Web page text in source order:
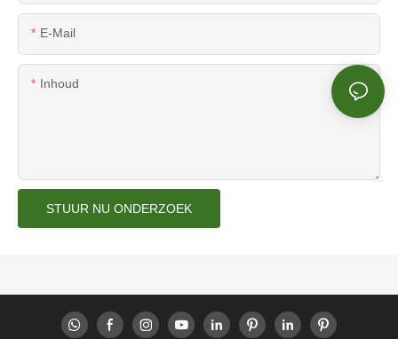
E-Mail
Inhoud
STUUR NU ONDERZOEK